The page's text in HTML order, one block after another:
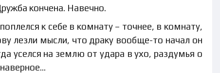
кончена. Навечно.
к себе в комнату – точнее, в комнату,
лезли мысли, что драку вообще-то начал он
уселся на землю от удара в ухо, раздумья о